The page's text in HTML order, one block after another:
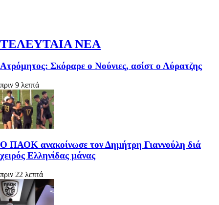
ΤΕΛΕΥΤΑΙΑ ΝΕΑ
Ατρόμητος: Σκόραρε ο Νούνιες, ασίστ ο Λύρατζης
πριν 9 λεπτά
Ο ΠΑΟΚ ανακοίνωσε τον Δημήτρη Γιαννούλη διά
χειρός Ελληνίδας μάνας
πριν 22 λεπτά